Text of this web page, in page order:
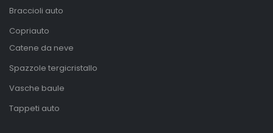
Braccioli auto
Copriauto
Catene da neve
Spazzole tergicristallo
Vasche baule
Tappeti auto